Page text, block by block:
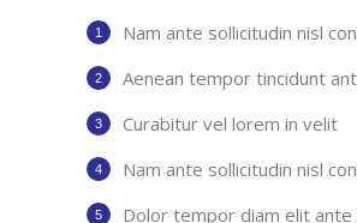
Nam ante sollicitudin nisl
Aenean tempor tincidunt
Curabitur vel lorem in velit
Nam ante sollicitudin nisl
Dolor tempor diam elit